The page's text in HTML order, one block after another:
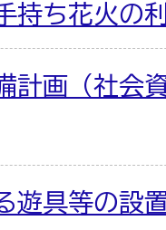
持ち花火の
計画（社会
遊具等の設